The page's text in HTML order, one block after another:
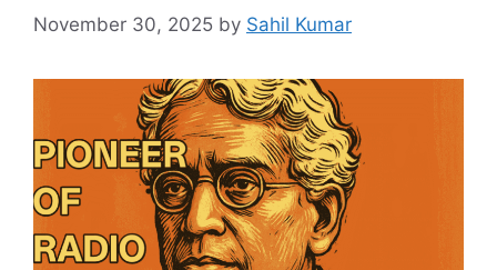
November 30, 2025 by Sahil Kumar